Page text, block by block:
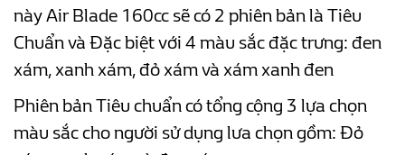
này Air Blade 160cc sẽ có 2 phiên bản là Tiêu
Chuẩn và Đặc biệt với 4 màu sắc đặc trưng: đen
xám, xanh xám, đỏ xám và xám xanh đen
Phiên bản Tiêu chuẩn có tổng cộng 3 lựa chọn
màu sắc cho người sử dụng lưa chọn gồm: Đỏ